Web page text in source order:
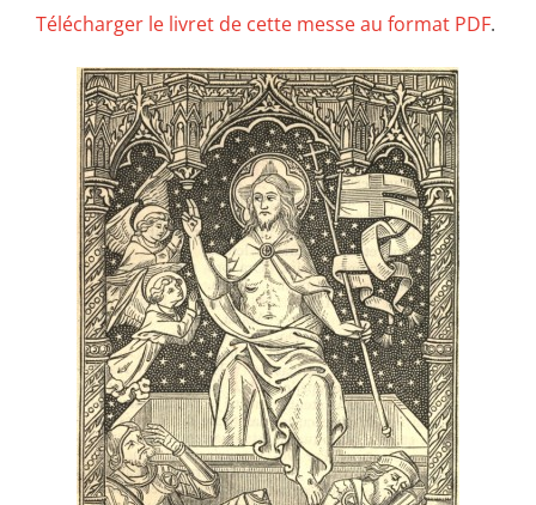
Télécharger le livret de cette messe au format PDF.